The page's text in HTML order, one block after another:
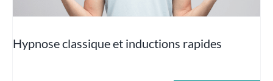
Hypnose classique et inductions rapides